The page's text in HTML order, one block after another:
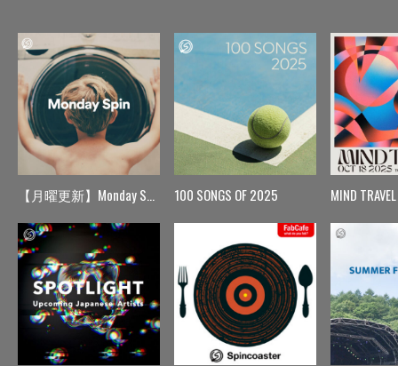
【月曜更新】Monday Spin 100 SONGS OF 2025 MIND TRAVEL